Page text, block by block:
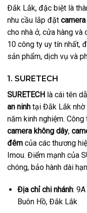
Đắk Lắk, đặc biệt là
nhu cầu lắp đặt
cho nhà ở, cửa hàng và
10 công ty uy tín nhất,
sản phẩm, dịch vụ và
1. SURETECH
SURETECH là cái tên
an ninh tại Đắk Lắk nhờ
năm kinh nghiệm.
camera không dây,
đêm của các thương
Imou. Điểm mạnh của
chóng, bảo hành dài
Địa chỉ chi nhánh:
Buôn Hồ, Đắk Lắk